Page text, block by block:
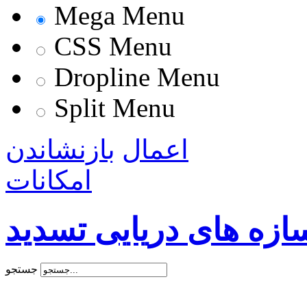
Mega Menu
CSS Menu
Dropline Menu
Split Menu
اعمال بازنشاندن
امکانات
های دریایی تسدید